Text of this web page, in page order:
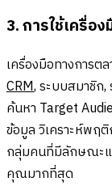
3. การใช้เครื่อ
เครื่องมือทางการต
CRM, ระบบสมาชิก
ค้นหา Target
ข้อมูล วิเคราะห์พฤ
กลุ่มคนที่มีลักษณะแ
คุณมากที่สุด